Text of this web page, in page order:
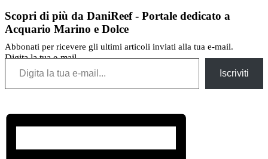
Scopri di più da DaniReef - Portale dedicato a
Acquario Marino e Dolce
Abbonati per ricevere gli ultimi articoli inviati alla tua e-mail.
Digita la tua e-mail...
Iscriviti